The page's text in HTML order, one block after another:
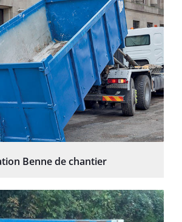
Benne de chantier